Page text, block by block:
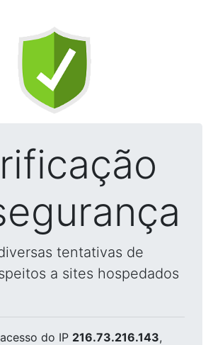
tentativas de
a sites hospedados
do IP 216.73.216.143,